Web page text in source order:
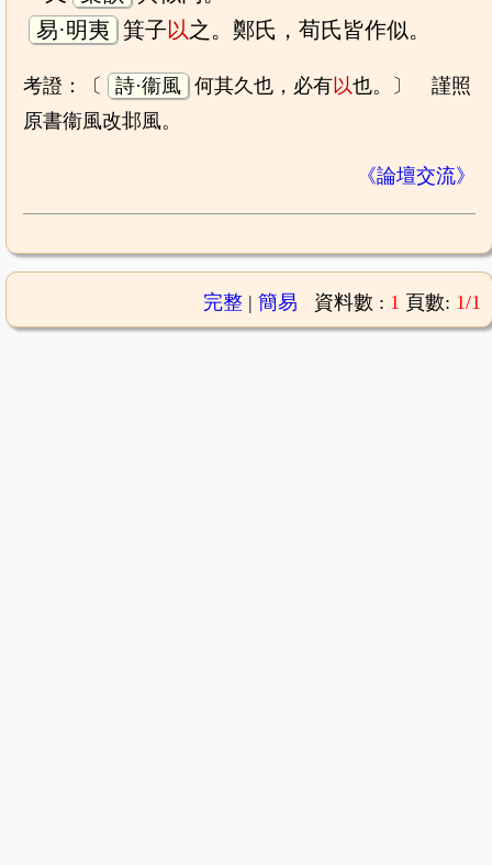
易·明夷 箕子以之。鄭氏，荀氏皆作似。
考證：〔 詩·衞風 何其久也，必有以也。〕 謹照
原書衞風改邶風。
《論壇交流》
完整| 簡易 資料數 : 1 頁數: 1/1